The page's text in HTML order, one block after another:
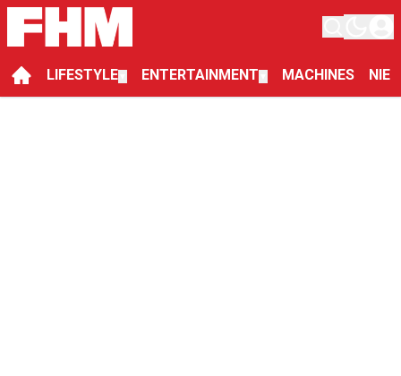
LIFESTYLE ENTERTAINMENT MACHINES